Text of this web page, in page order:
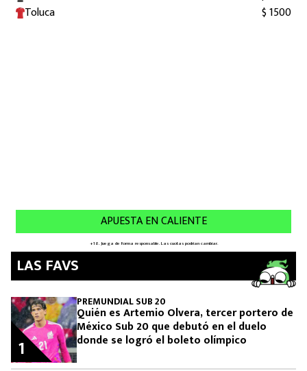
LAS FAVS
PREMUNDIAL SUB 20
Quién es Artemio Olvera, tercer portero de
México Sub 20 que debutó en el duelo
donde se logró el boleto olímpico
1